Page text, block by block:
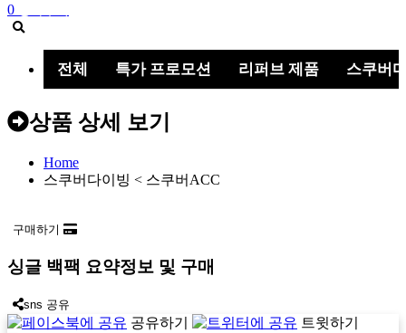
0
검
전체 특가 프로모션 리퍼브 제품 스쿠버
상품 상세 보기
Home
스쿠버다이빙 < 스쿠버ACC
구매하기
싱글 백팩 요약정보 및 구매
sns 공유
공유하기 트윗하기